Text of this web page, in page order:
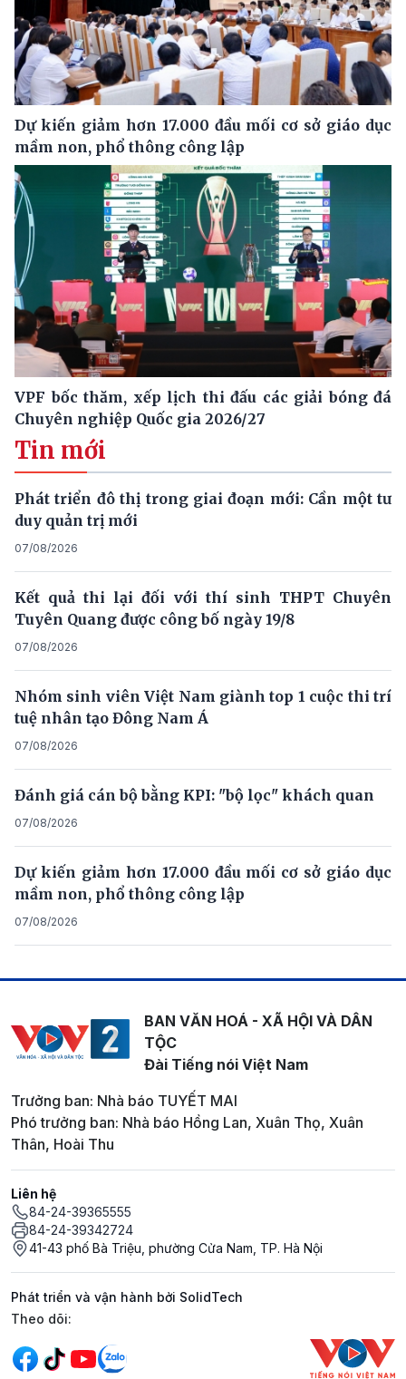
Dự kiến giảm hơn 17.000 đầu mối cơ sở giáo dục
mầm non, phổ thông công lập
VPF bốc thăm, xếp lịch thi đấu các giải bóng đá
Chuyên nghiệp Quốc gia 2026/27
Tin mới
Phát triển đô thị trong giai đoạn mới: Cần một tư
duy quản trị mới
07/08/2026
Kết quả thi lại đối với thí sinh THPT Chuyên
Tuyên Quang được công bố ngày 19/8
07/08/2026
Nhóm sinh viên Việt Nam giành top 1 cuộc thi trí
tuệ nhân tạo Đông Nam Á
07/08/2026
Đánh giá cán bộ bằng KPI: "bộ lọc" khách quan
07/08/2026
Dự kiến giảm hơn 17.000 đầu mối cơ sở giáo dục
mầm non, phổ thông công lập
07/08/2026
BAN VĂN HOÁ - XÃ HỘI VÀ DÂN
TỘC
Đài Tiếng nói Việt Nam
Trưởng ban: Nhà báo TUYẾT MAI
Phó trưởng ban: Nhà báo Hồng Lan, Xuân Thọ, Xuân
Thân, Hoài Thu
Liên hệ
84-24-39365555
84-24-39342724
41-43 phố Bà Triệu, phường Cửa Nam, TP. Hà Nội
Phát triển và vận hành bởi SolidTech
Mạng xã hội
Theo dõi: